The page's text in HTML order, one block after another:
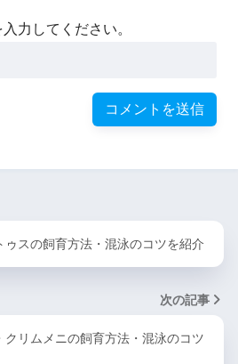
力してください。
ゥスの飼育方法・混泳のコツを紹介
次の記事
クリムメニの飼育方法・混泳のコツ